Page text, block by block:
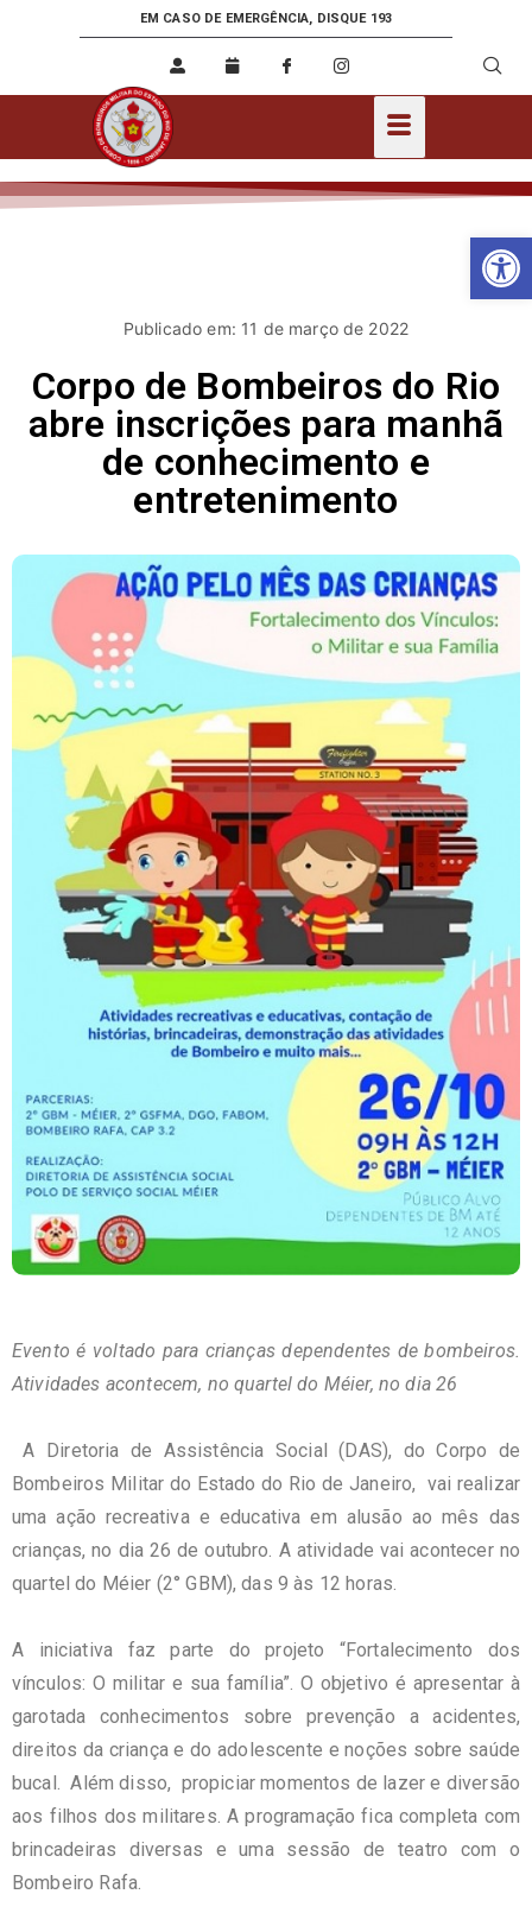
EM CASO DE EMERGÊNCIA, DISQUE 193
Publicado em: 11 de março de 2022
Corpo de Bombeiros do Rio
abre inscrições para manhã
de conhecimento e
entretenimento
Evento é voltado para crianças dependentes de bombeiros.
Atividades acontecem, no quartel do Méier, no dia 26
A Diretoria de Assistência Social (DAS), do Corpo de
Bombeiros Militar do Estado do Rio de Janeiro, vai realizar
uma ação recreativa e educativa em alusão ao mês das
crianças, no dia 26 de outubro. A atividade vai acontecer no
quartel do Méier (2° GBM), das 9 às 12 horas.
A iniciativa faz parte do projeto “Fortalecimento dos
vínculos: O militar e sua família”. O objetivo é apresentar à
garotada conhecimentos sobre prevenção a acidentes,
direitos da criança e do adolescente e noções sobre saúde
bucal. Além disso, propiciar momentos de lazer e diversão
aos filhos dos militares. A programação fica completa com
brincadeiras diversas e uma sessão de teatro com o
Bombeiro Rafa.